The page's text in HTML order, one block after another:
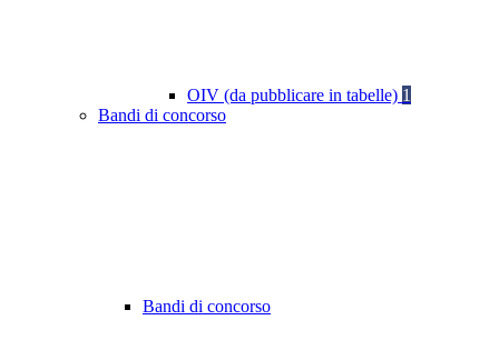
OIV (da pubblicare in tabelle) 1
Bandi di concorso
Bandi di concorso